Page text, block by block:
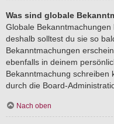
Was sind globale
Globale Bekanntmachungen
deshalb solltest du sie so
Bekanntmachungen
ebenfalls in deinem
Bekanntmachung schreiben
durch die Board-
Nach oben